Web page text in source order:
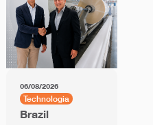
06/08/2026
Technologia
Brazil